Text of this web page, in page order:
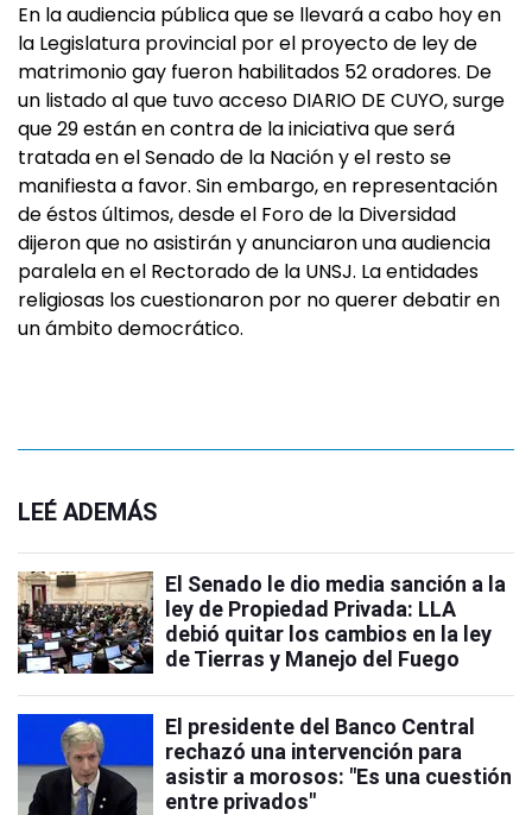
En la audiencia pública que se llevará a cabo hoy en
la Legislatura provincial por el proyecto de ley de
matrimonio gay fueron habilitados 52 oradores. De
un listado al que tuvo acceso DIARIO DE CUYO, surge
que 29 están en contra de la iniciativa que será
tratada en el Senado de la Nación y el resto se
manifiesta a favor. Sin embargo, en representación
de éstos últimos, desde el Foro de la Diversidad
dijeron que no asistirán y anunciaron una audiencia
paralela en el Rectorado de la UNSJ. La entidades
religiosas los cuestionaron por no querer debatir en
un ámbito democrático.
LEÉ ADEMÁS
El Senado le dio media sanción a la
ley de Propiedad Privada: LLA
debió quitar los cambios en la ley
de Tierras y Manejo del Fuego
El presidente del Banco Central
rechazó una intervención para
asistir a morosos: "Es una cuestión
entre privados"